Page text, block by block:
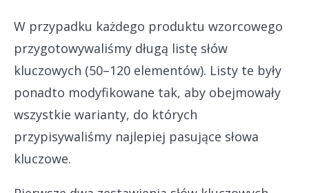
W przypadku każdego produktu wzorcowego
przygotowywaliśmy długą listę słów
kluczowych (50–120 elementów). Listy te były
ponadto modyfikowane tak, aby obejmowały
wszystkie warianty, do których
przypisywaliśmy najlepiej pasujące słowa
kluczowe.